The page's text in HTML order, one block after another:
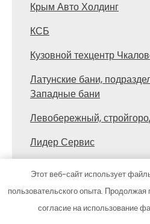
Крым Авто Холдинг
КСБ
Кузовной техцентр
Латунские бани,
Западные бани
Левобережный,
Лидер Сервис
Локосавто
Лотос, сауна
Этот веб-сайт использует
пользовательского опыта.
согласие на использование